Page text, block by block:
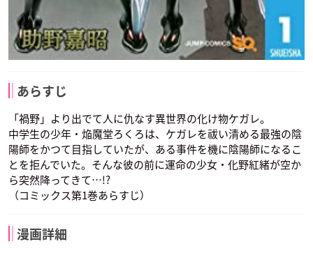
あらすじ
「禍野」より出でて人に仇なす異世界の化け物ケガレ。
中学生の少年・焔魔堂ろくろは、ケガレを祓い清める最強の陰
陽師をかつて目指していたが、ある事件を機に陰陽師になるこ
とを拒んでいた。そんな彼の前に運命の少女・化野紅緒が空か
ら突然降ってきて…!?
（コミックス第1巻あらすじ）
漫画詳細